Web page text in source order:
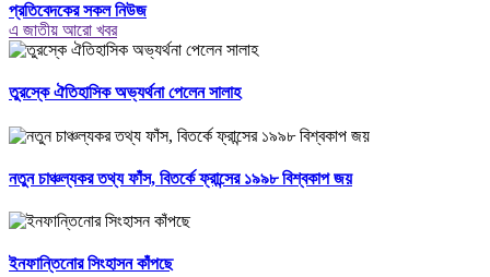
প্রতিবেদকের সকল নিউজ
এ জাতীয় আরো খবর
তুরস্কে ঐতিহাসিক অভ্যর্থনা পেলেন সালাহ
নতুন চাঞ্চল্যকর তথ্য ফাঁস, বিতর্কে ফ্রান্সের ১৯৯৮ বিশ্বকাপ জয়
ইনফান্তিনোর সিংহাসন কাঁপছে